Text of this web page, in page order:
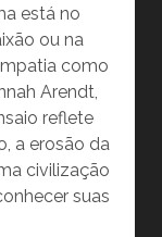
está no
ou na
como
Arendt,
reflete
a erosão da
civilização
suas